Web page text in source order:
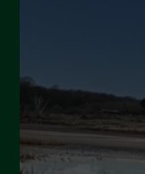
Settembre 2024
Luglio 2024
Maggio 2024